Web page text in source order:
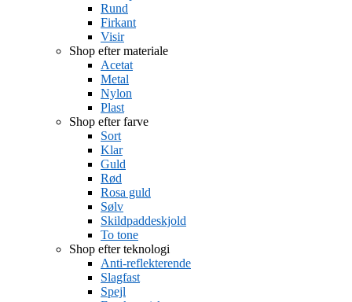
Rund
Firkant
Visir
Shop efter materiale
Acetat
Metal
Nylon
Plast
Shop efter farve
Sort
Klar
Guld
Rød
Rosa guld
Sølv
Skildpaddeskjold
To tone
Shop efter teknologi
Anti-reflekterende
Slagfast
Spejl